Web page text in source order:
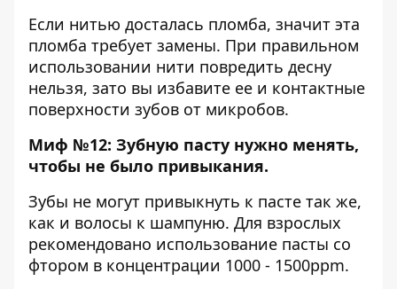
Если нитью досталась пломба, значит эта
пломба требует замены. При правильном
использовании нити повредить десну
нельзя, зато вы избавите ее и контактные
поверхности зубов от микробов.
Миф №12: Зубную пасту нужно менять,
чтобы не было привыкания.
Зубы не могут привыкнуть к пасте так же,
как и волосы к шампуню. Для взрослых
рекомендовано использование пасты со
фтором в концентрации 1000 - 1500ppm.